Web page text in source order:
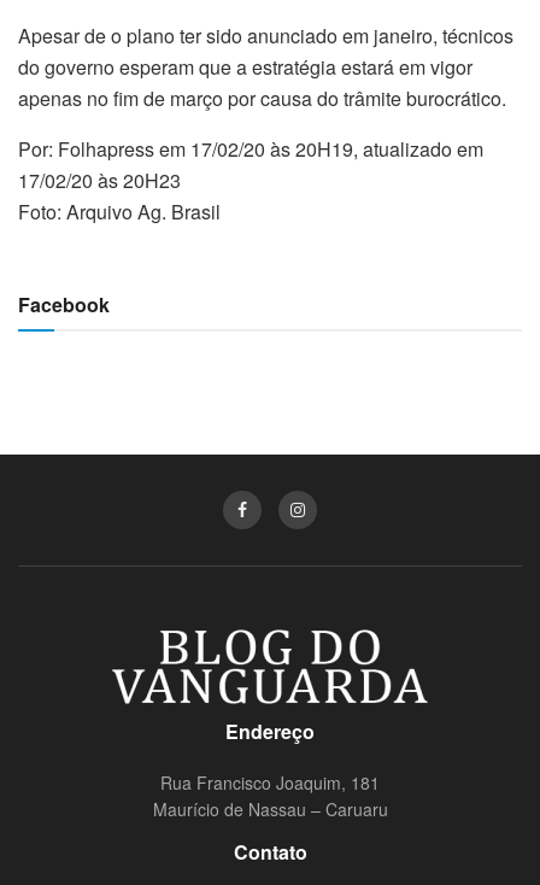
Apesar de o plano ter sido anunciado em janeiro, técnicos
do governo esperam que a estratégia estará em vigor
apenas no fim de março por causa do trâmite burocrático.
Por: Folhapress em 17/02/20 às 20H19, atualizado em
17/02/20 às 20H23
Foto: Arquivo Ag. Brasil
Facebook
Endereço
Rua Francisco Joaquim, 181
Maurício de Nassau – Caruaru
Contato